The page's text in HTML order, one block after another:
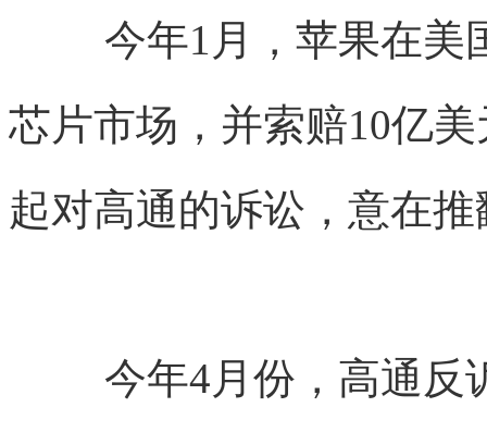
今年1月，苹果在美
芯片市场，并索赔10亿
起对高通的诉讼，意在
今年4月份，高通反